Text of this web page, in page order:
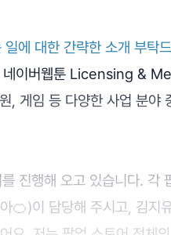
에 대한 간략한 소개 부탁
네이버웹툰 Licensing &
, 게임 등 다양한 사업 분야
진행해 오고 있습니다. 각
🍊)이 담당해 주시고, 김지